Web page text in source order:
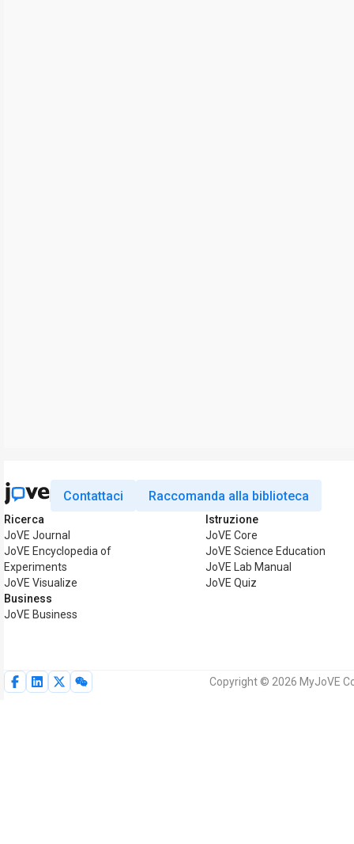
Contattaci Raccomanda alla biblioteca
Ricerca
JoVE Journal
JoVE Encyclopedia of
Experiments
JoVE Visualize
Business
JoVE Business
Istruzione
JoVE Core
JoVE Science Education
JoVE Lab Manual
JoVE Quiz
Copyright © 2026 MyJoVE